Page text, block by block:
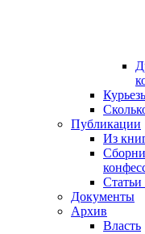
Публикации
Из
Статьи
Документы
Архив
Власть